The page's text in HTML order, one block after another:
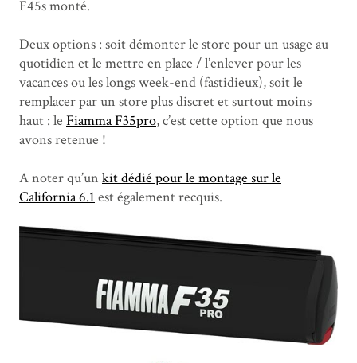
F45s monté.
Deux options : soit démonter le store pour un usage au
quotidien et le mettre en place / l’enlever pour les
vacances ou les longs week-end (fastidieux), soit le
remplacer par un store plus discret et surtout moins
haut : le Fiamma F35pro, c’est cette option que nous
avons retenue !
A noter qu’un kit dédié pour le montage sur le
California 6.1 est également recquis.